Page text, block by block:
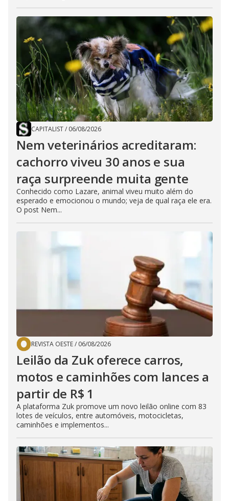
CAPITALIST/ 06/08/2026
Nem veterinários acreditaram:
cachorro viveu 30 anos e sua
raça surpreende muita gente
Conhecido como Lazare, animal viveu muito além do
esperado e emocionou o mundo; veja de qual raça ele era.
O post Nem...
REVISTA OESTE/ 06/08/2026
Leilão da Zuk oferece carros,
motos e caminhões com lances a
partir de R$ 1
A plataforma Zuk promove um novo leilão online com 83
lotes de veículos, entre automóveis, motocicletas,
caminhões e implementos...